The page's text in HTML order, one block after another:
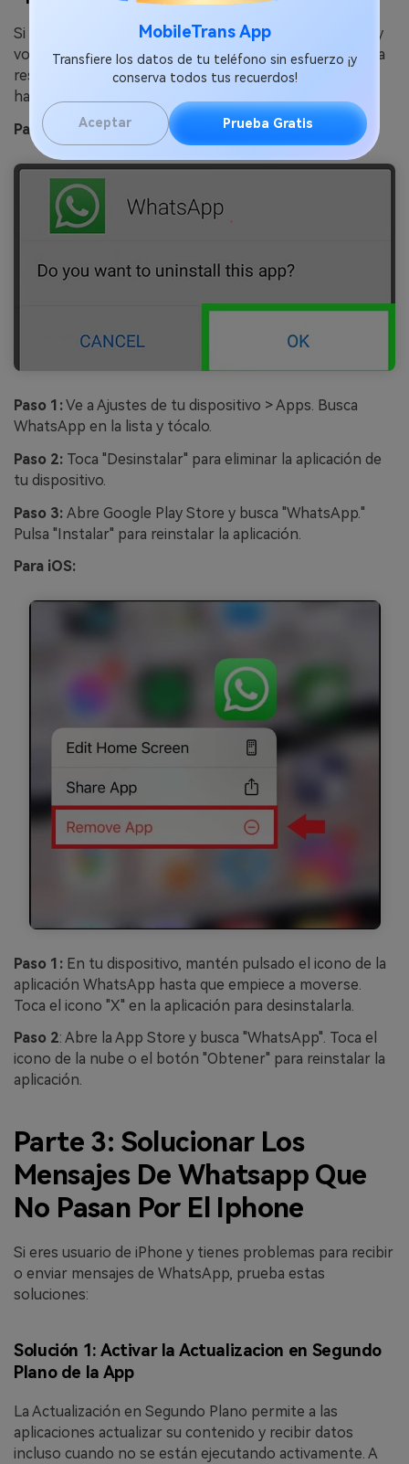
MobileTrans App
Transfiere los datos de tu teléfono sin esfuerzo ¡y
conserva todos tus recuerdos!
Aceptar Prueba Gratis
Si las soluciones anteriores no funcionan, desinstalar y
volver a instalar la aplicación WhatsApp puede ayudar a
resolver los problemas persistentes. He aquí cómo
hacerlo:
Para Android:
Paso 1:Ve a Ajustes de tu dispositivo > Apps. Busca
WhatsApp en la lista y tócalo.
Paso 2: Toca "Desinstalar" para eliminar la aplicación de
tu dispositivo.
Paso 3: Abre Google Play Store y busca "WhatsApp."
Pulsa "Instalar" para reinstalar la aplicación.
Para iOS:
Paso 1: En tu dispositivo, mantén pulsado el icono de la
aplicación WhatsApp hasta que empiece a moverse.
Toca el icono "X" en la aplicación para desinstalarla.
Paso 2: Abre la App Store y busca "WhatsApp". Toca el
icono de la nube o el botón "Obtener" para reinstalar la
aplicación.
Parte 3: Solucionar Los
Mensajes De Whatsapp Que
No Pasan Por El Iphone
Si eres usuario de iPhone y tienes problemas para recibir
o enviar mensajes de WhatsApp, prueba estas
soluciones:
Solución 1: Activar la Actualizacion en Segundo
Plano de la App
La Actualización en Segundo Plano permite a las
aplicaciones actualizar su contenido y recibir datos
incluso cuando no se están ejecutando activamente. A